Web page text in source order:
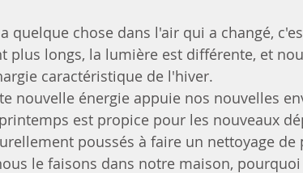
quelque chose dans l'air qui a changé,
plus longs, la lumière est différente, et
caractéristique de l'hiver.
nouvelle énergie appuie nos nouvelles
est propice pour les nouveaux
poussés à faire un nettoyage de
le faisons dans notre maison,